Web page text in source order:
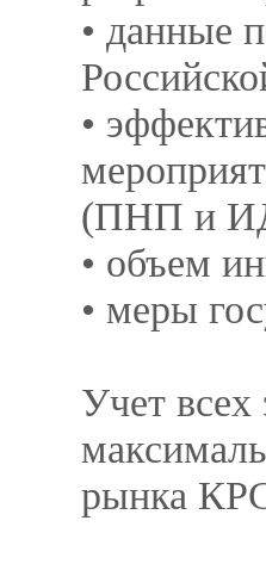
• данные
•
(ПНП и
• объем
• меры
Учет всех
рынка